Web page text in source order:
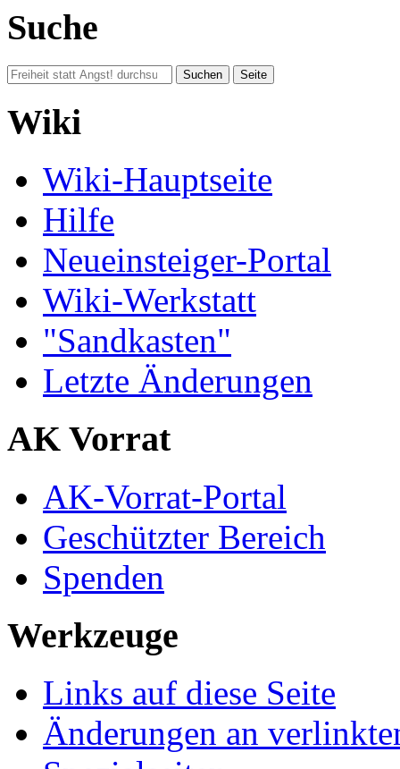
Suche
Wiki
Wiki-Hauptseite
Hilfe
Neueinsteiger-Portal
Wiki-Werkstatt
"Sandkasten"
Letzte Änderungen
AK Vorrat
AK-Vorrat-Portal
Geschützter Bereich
Spenden
Werkzeuge
Links auf diese Seite
Änderungen an